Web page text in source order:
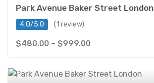
Park Avenue Baker Street London
4.0/5.0 (1 review)
$480.00 – $999.00